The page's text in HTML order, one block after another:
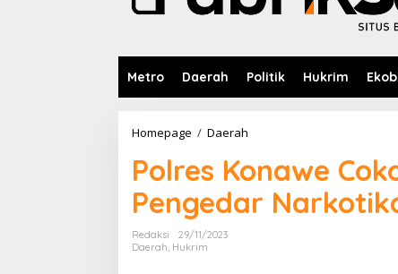
Metro Daerah Politik Hukrim
Homepage / Daerah
l
r
e
s
Polres Konawe
Pengedar
Redaksi
29/11/2023
Daerah Hukrim